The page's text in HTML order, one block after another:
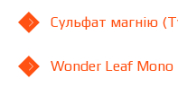
Сульфат магнію
Wonder Leaf Mono